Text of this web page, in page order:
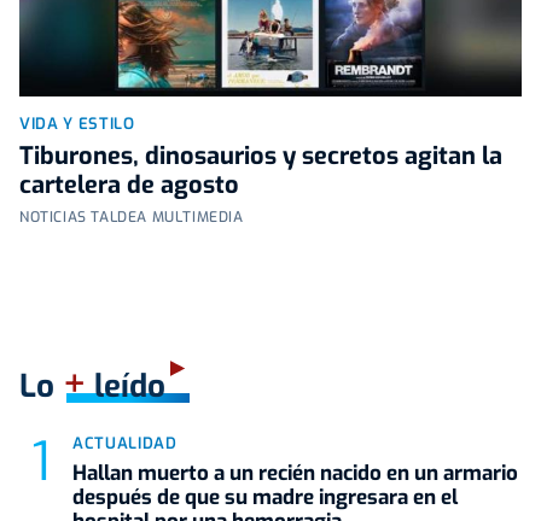
VIDA Y ESTILO
Tiburones, dinosaurios y secretos agitan la
cartelera de agosto
NOTICIAS TALDEA MULTIMEDIA
Lo +leído
ACTUALIDAD
Hallan muerto a un recién nacido en un armario
después de que su madre ingresara en el